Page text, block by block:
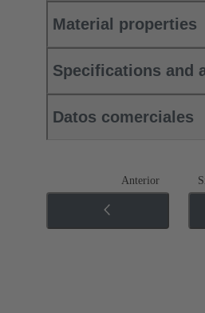
Material properties
Specifications and
Datos comerciales
Anterior